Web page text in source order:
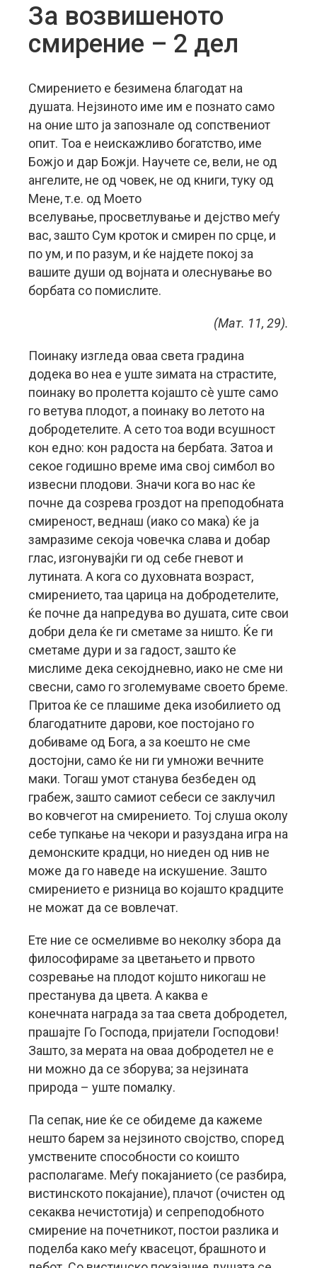
За возвишеното
смирение – 2 дел
Смирението е безимена благодат на
душата. Нејзиното име им е познато само
на оние што ја запознале од сопствениот
опит. Тоа е неискажливо богатство, име
Божјо и дар Божји. Научете се, вели, не од
ангелите, не од човек, не од книги, туку од
Мене, т.е. од Моето
вселување, просветлување и дејство меѓу
вас, зашто Сум кроток и смирен по срце, и
по ум, и по разум, и ќе најдете покој за
вашите души од војната и олеснување во
борбата со помислите.
(Мат. 11, 29).
Поинаку изгледа оваа света градина
додека во неа е уште зимата на страстите,
поинаку во пролетта којашто сè уште само
го ветува плодот, а поинаку во летото на
добродетелите. А сето тоа води всушност
кон едно: кон радоста на бербата. Затоа и
секое годишно време има свој симбол во
извесни плодови. Значи кога во нас ќе
почне да созрева гроздот на преподобната
смиреност, веднаш (иако со мака) ќе ја
замразиме секоја човечка слава и добар
глас, изгонувајќи ги од себе гневот и
лутината. А кога со духовната возраст,
смирението, таа царица на добродетелите,
ќе почне да напредува во душата, сите свои
добри дела ќе ги сметаме за ништо. Ќе ги
сметаме дури и за гадост, зашто ќе
мислиме дека секојдневно, иако не сме ни
свесни, само го зголемуваме своето бреме.
Притоа ќе се плашиме дека изобилието од
благодатните дарови, кое постојано го
добиваме од Бога, а за коешто не сме
достојни, само ќе ни ги умножи вечните
маки. Тогаш умот станува безбеден од
грабеж, зашто самиот себеси се заклучил
во ковчегот на смирението. Тој слуша околу
себе тупкање на чекори и разуздана игра на
демонските крадци, но ниеден од нив не
може да го наведе на искушение. Зашто
смирението е ризница во којашто крадците
не можат да се вовлечат.
Ете ние се осмеливме во неколку збора да
философираме за цветањето и првото
созревање на плодот којшто никогаш не
престанува да цвета. А каква е
конечната награда за таа света добродетел,
прашајте Го Господа, пријатели Господови!
Зашто, за мерата на оваа добродетел не е
ни можно да се зборува; за нејзината
природа – уште помалку.
Па сепак, ние ќе се обидеме да кажеме
нешто барем за нејзиното својство, според
умствените способности со коишто
располагаме. Меѓу покајанието (се разбира,
вистинското покајание), плачот (очистен од
секаква нечистотија) и сепреподобното
смирение на почетникот, постои разлика и
поделба како меѓу квасецот, брашното и